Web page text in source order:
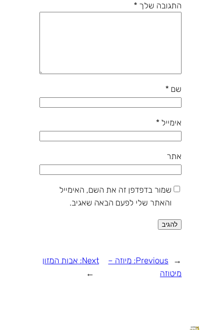
התגובה שלך *
שם *
אימייל *
אתר
שמור בדפדפן זה את השם, האימייל
והאתר שלי לפעם הבאה שאגיב.
←
Previous: מיוזה –
מיטוזה
Next: אבות המזון
→